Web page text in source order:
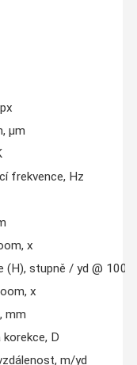
µm
frekvence, Hz
x
(H), stupně / yd @ 100
x
mm
D
m/yd